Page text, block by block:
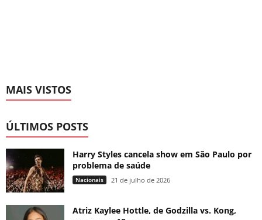
MAIS VISTOS
ÚLTIMOS POSTS
Harry Styles cancela show em São Paulo por
problema de saúde
Nacionais 21 de julho de 2026
Atriz Kaylee Hottle, de Godzilla vs. Kong,